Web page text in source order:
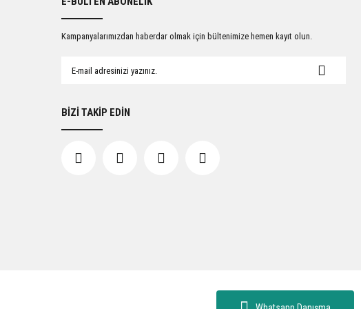
Kampanyalarımızdan haberdar olmak için bültenimize hemen kayıt olun.
BİZİ TAKİP EDİN